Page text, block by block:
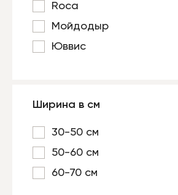
Roca
Мойдодыр
Юввис
Ширина в см
30-50 см
50-60 см
60-70 см